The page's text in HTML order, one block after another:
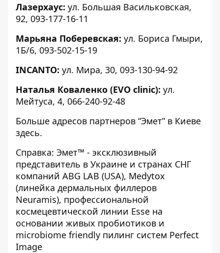
Лазерхаус: ул. Большая Васильковская,
92, 093-177-16-11
Марьяна Поберевская: ул. Бориса Гмыри,
1Б/6, 093-502-15-19
INCANTO: ул. Мира, 30, 093-130-94-92
Наталья Коваленко (EVO clinic): ул.
Мейтуса, 4, 066-240-92-48
Больше адресов партнеров “Эмет” в Киеве
здесь.
Справка: Эмет™ - эксклюзивный
представитель в Украине и странах СНГ
компаний ABG LAB (USA), Medytox
(линейка дермальных филлеров
Neuramis), профессиональной
космецевтической линии Esse на
основании живых пробиотиков и
microbiome friendly пилинг систем Perfect
Image